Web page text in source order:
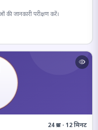
की जानकारी परीक्षण करें।
24 प्रश्न · 12 मिनट